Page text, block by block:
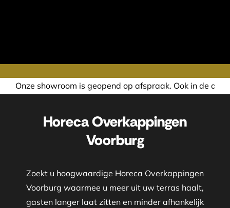
op afspraak. Ook in de avond of in het weekend
Horeca Overkappingen
Voorburg
Zoekt u hoogwaardige Horeca Overkappingen
Voorburg waarmee u meer uit uw terras haalt,
gasten langer laat zitten en minder afhankelijk